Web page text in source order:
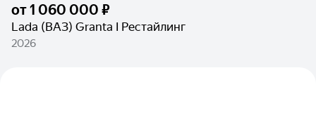
от1 060 000 ₽
Lada (ВАЗ) Granta I Рестайлинг
2026